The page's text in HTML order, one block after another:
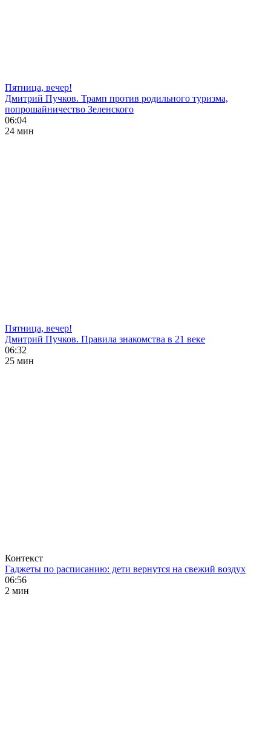
Пятница, вечер!
Дмитрий Пучков. Трамп против родильного туризма,
попрошайничество Зеленского
06:04
24 мин
Пятница, вечер!
Дмитрий Пучков. Правила знакомства в 21 веке
06:32
25 мин
Контекст
Гаджеты по расписанию: дети вернутся на свежий воздух
06:56
2 мин